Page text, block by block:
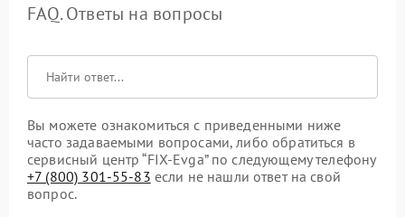
FAQ. Ответы на вопросы
Вы можете ознакомиться с приведенными ниже
часто задаваемыми вопросами, либо обратиться в
сервисный центр “FIX-Evga” по следующему телефону
+7 (800) 301-55-83 если не нашли ответ на свой
вопрос.